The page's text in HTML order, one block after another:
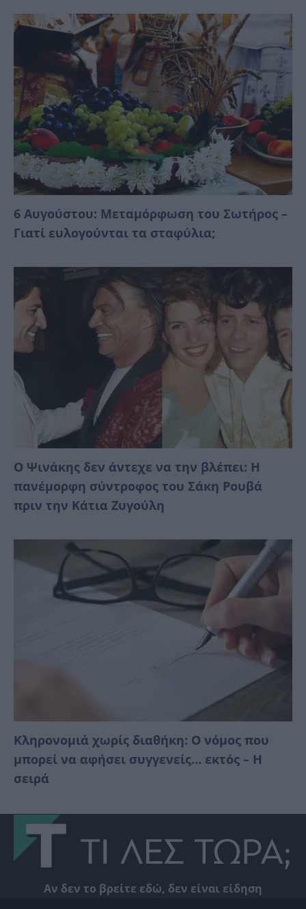
6 Αυγούστου: Μεταμόρφωση του Σωτήρος –
Γιατί ευλογούνται τα σταφύλια;
Ο Ψινάκης δεν άντεχε να την βλέπει: Η
πανέμορφη σύντροφος του Σάκη Ρουβά
πριν την Κάτια Ζυγούλη
Κληρονομιά χωρίς διαθήκη: Ο νόμος που
μπορεί να αφήσει συγγενείς… εκτός – Η
σειρά
Αν δεν το βρείτε εδώ, δεν είναι είδηση